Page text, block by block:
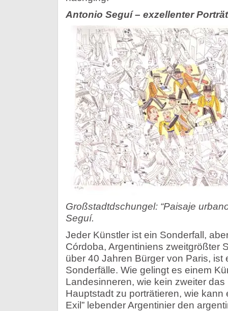
Antonio Seguí – exzellenter
Großstadtdschungel: “Paisaje
Seguí.
Jeder Künstler ist ein Sonderfall,
Córdoba, Argentiniens zweitgrößter
über 40 Jahren Bürger von Paris, ist
Sonderfälle. Wie gelingt es einem
Landesinneren, wie kein zweiter
Hauptstadt zu porträtieren, wie kann
Exil” lebender Argentinier den